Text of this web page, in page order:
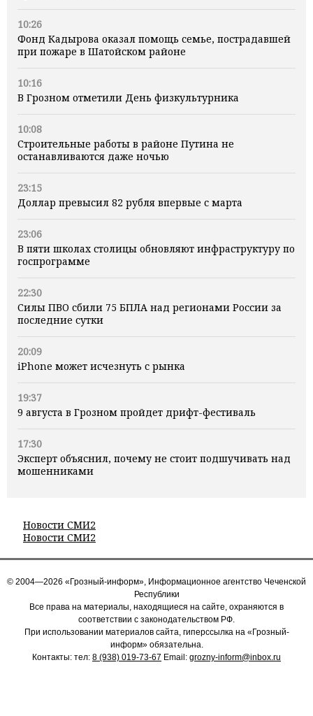
10:26
Фонд Кадырова оказал помощь семье, пострадавшей
при пожаре в Шатойском районе
10:16
В Грозном отметили День физкультурника
10:08
Строительные работы в районе Путина не
останавливаются даже ночью
23:15
Доллар превысил 82 рубля впервые с марта
23:06
В пяти школах столицы обновляют инфраструктуру по
госпрограмме
22:30
Силы ПВО сбили 75 БПЛА над регионами России за
последние сутки
20:09
iPhone может исчезнуть с рынка
19:37
9 августа в Грозном пройдет дрифт-фестиваль
17:30
Эксперт объяснил, почему не стоит подшучивать над
мошенниками
Новости СМИ2
Новости СМИ2
© 2004—2026 «Грозный-информ», Информационное агентство Чеченской
Республики
Все права на материалы, находящиеся на сайте, охраняются в
соответствии с законодательством РФ.
При использовании материалов сайта, гиперссылка на «Грозный-
информ» обязательна.
Контакты: тел: 8 (938) 019-73-67 Email: grozny-inform@inbox.ru